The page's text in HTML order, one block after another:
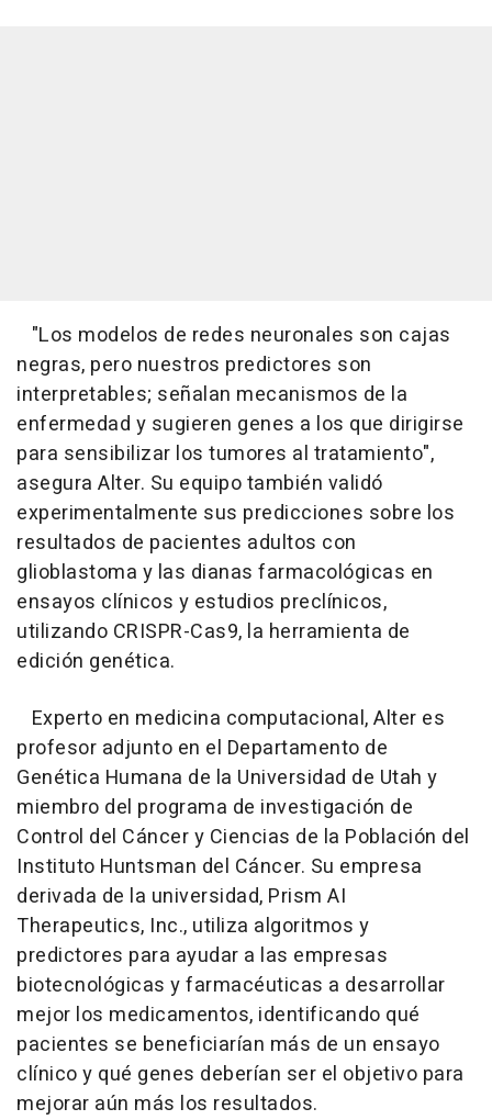
"Los modelos de redes neuronales son cajas
negras, pero nuestros predictores son
interpretables; señalan mecanismos de la
enfermedad y sugieren genes a los que dirigirse
para sensibilizar los tumores al tratamiento",
asegura Alter. Su equipo también validó
experimentalmente sus predicciones sobre los
resultados de pacientes adultos con
glioblastoma y las dianas farmacológicas en
ensayos clínicos y estudios preclínicos,
utilizando CRISPR-Cas9, la herramienta de
edición genética.
Experto en medicina computacional, Alter es
profesor adjunto en el Departamento de
Genética Humana de la Universidad de Utah y
miembro del programa de investigación de
Control del Cáncer y Ciencias de la Población del
Instituto Huntsman del Cáncer. Su empresa
derivada de la universidad, Prism AI
Therapeutics, Inc., utiliza algoritmos y
predictores para ayudar a las empresas
biotecnológicas y farmacéuticas a desarrollar
mejor los medicamentos, identificando qué
pacientes se beneficiarían más de un ensayo
clínico y qué genes deberían ser el objetivo para
mejorar aún más los resultados.